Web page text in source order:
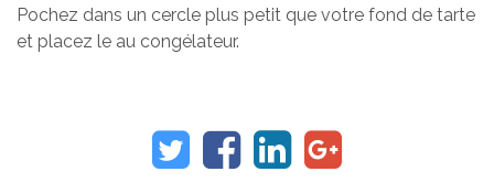
Pochez dans un cercle plus petit que votre fond de tarte
et placez le au congélateur.